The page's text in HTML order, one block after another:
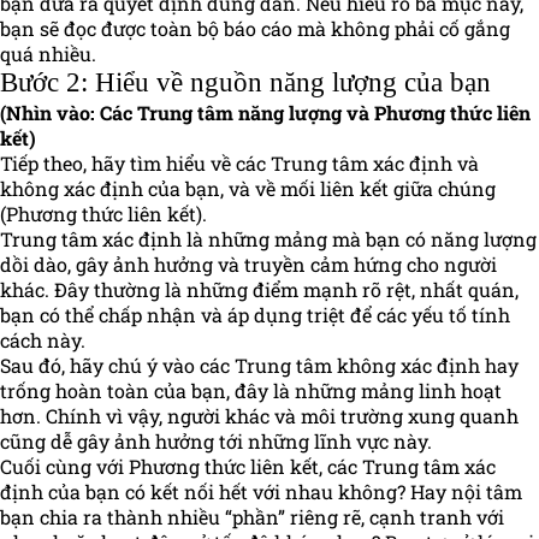
bạn sẽ đọc được toàn bộ báo cáo mà không phải cố gắng
quá nhiều.
Bước 2: Hiểu về nguồn năng lượng của bạn
(Nhìn vào: Các Trung tâm năng lượng và Phương thức liên
kết)
Tiếp theo, hãy tìm hiểu về các Trung tâm xác định và
không xác định của bạn, và về mối liên kết giữa chúng
(Phương thức liên kết).
Trung tâm xác định là những mảng mà bạn có năng lượng
dồi dào, gây ảnh hưởng và truyền cảm hứng cho người
khác. Đây thường là những điểm mạnh rõ rệt, nhất quán,
bạn có thể chấp nhận và áp dụng triệt để các yếu tố tính
cách này.
Sau đó, hãy chú ý vào các Trung tâm không xác định hay
trống hoàn toàn của bạn, đây là những mảng linh hoạt
hơn. Chính vì vậy, người khác và môi trường xung quanh
cũng dễ gây ảnh hưởng tới những lĩnh vực này.
Cuối cùng với Phương thức liên kết, các Trung tâm xác
định của bạn có kết nối hết với nhau không? Hay nội tâm
bạn chia ra thành nhiều “phần” riêng rẽ, cạnh tranh với